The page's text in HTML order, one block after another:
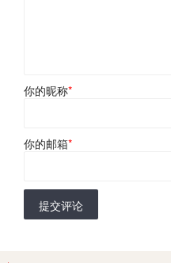
你的昵称*
你的邮箱*
提交评论